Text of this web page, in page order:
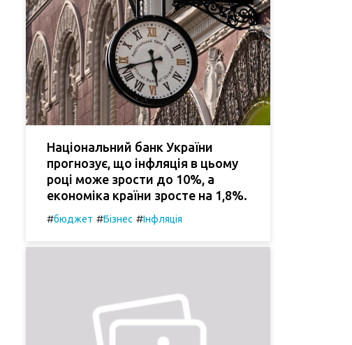
Національний банк України
прогнозує, що інфляція в цьому
році може зрости до 10%, а
економіка країни зросте на 1,8%.
#бюджет #Бізнес #Інфляція